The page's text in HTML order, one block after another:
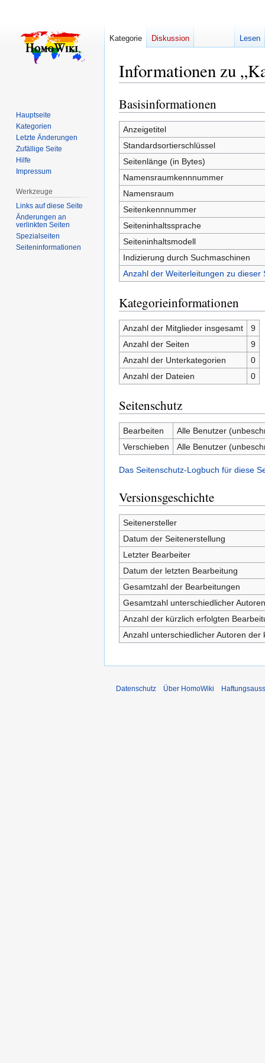
Informationen zu
Zur
Navigation
springen
Zur
Suche
springen
Basisinformationen
Anzeigetitel
Standardsortierschlüssel
Seitenlänge (in Bytes)
Namensraumkennnummer
Namensraum
Seitenkennnummer
Seiteninhaltssprache
Seiteninhaltsmodell
Indizierung durch Suchmaschinen
Anzahl der Weiterleitungen zu dieser
Kategorieinformationen
Anzahl der Mitglieder insgesamt
9
Anzahl der Seiten
9
Anzahl der Unterkategorien
0
Anzahl der Dateien
0
Seitenschutz
Bearbeiten
Alle Benutzer
Verschieben
Alle Benutzer
Das Seitenschutz-Logbuch für diese
Versionsgeschichte
Seitenersteller
Datum der Seitenerstellung
Letzter Bearbeiter
Datum der letzten Bearbeitung
Gesamtzahl der Bearbeitungen
Gesamtzahl unterschiedlicher Autoren
Anzahl der kürzlich erfolgten
Anzahl unterschiedlicher Autoren
Kategorie Diskussion Lesen
Hauptseite
Kategorien
Letzte Änderungen
Zufällige Seite
Hilfe
Impressum
Werkzeuge
Links auf diese Seite
Änderungen an
verlinkten Seiten
Spezialseiten
Seiten­­informationen
Datenschutz Über HomoWiki